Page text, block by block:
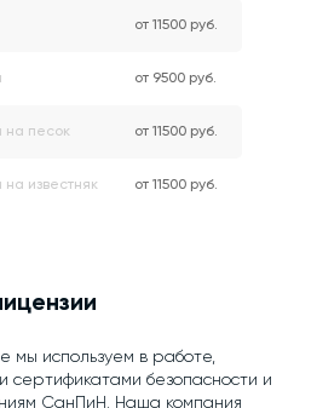
от 11500 руб.
от 9500 руб.
на песок от 11500 руб.
известняк от 11500 руб.
мы используем в работе,
сертификатами безопасности и
СанПиН. Наша компания